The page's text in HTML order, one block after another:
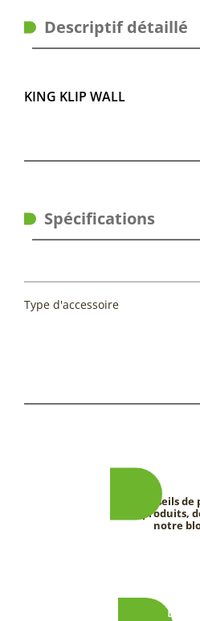
Descriptif détaillé
KING KLIP WALL
Spécifications
Type d'accessoire
Conseils de
tests produits,
notre